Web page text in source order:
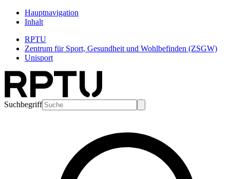
Hauptnavigation
Inhalt
RPTU
Zentrum für Sport, Gesundheit und Wohlbefinden (ZSGW)
Unisport
Suchbegriff